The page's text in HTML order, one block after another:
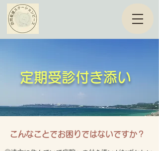
定期受診付き添い
​こんなことでお困りではないですか？